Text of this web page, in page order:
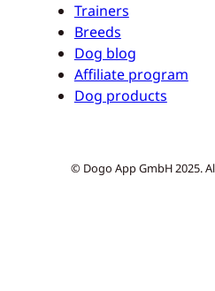
Trainers
Breeds
Dog blog
Affiliate program
Dog products
© Dogo App GmbH 2025.